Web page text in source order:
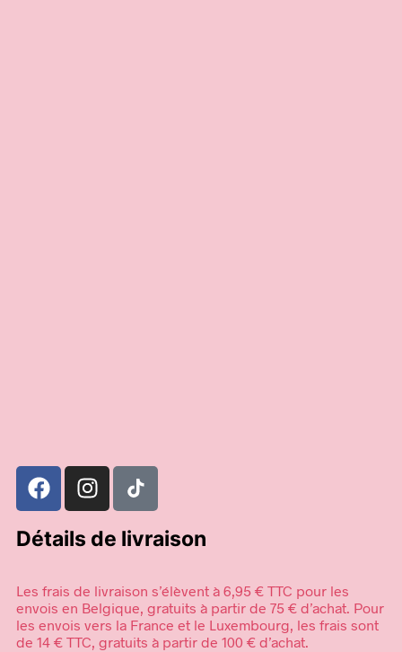
Détails de livraison
Les frais de livraison s’élèvent à 6,95 € TTC pour les
envois en Belgique, gratuits à partir de 75 € d’achat. Pour
les envois vers la France et le Luxembourg, les frais sont
de 14 € TTC, gratuits à partir de 100 € d’achat.